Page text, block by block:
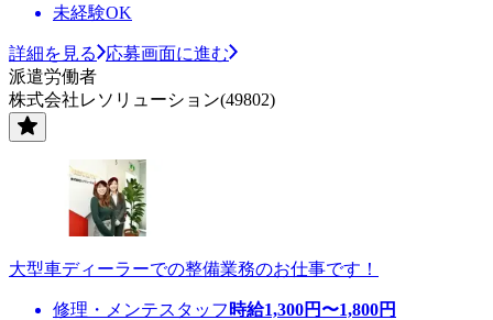
未経験OK
詳細を見る
応募画面に進む
派遣労働者
株式会社レソリューション(49802)
大型車ディーラーでの整備業務のお仕事です！
修理・メンテスタッフ 時給1,300円〜1,800円